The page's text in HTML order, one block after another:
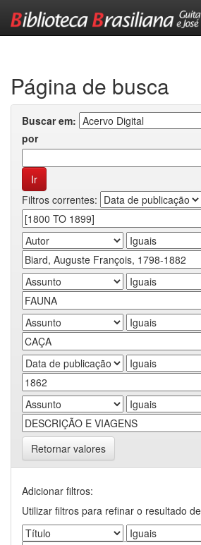
Página de busca
Buscar em:
por
Filtros correntes:
Retornar valores
Adicionar filtros:
Utilizar filtros para refinar o resultado